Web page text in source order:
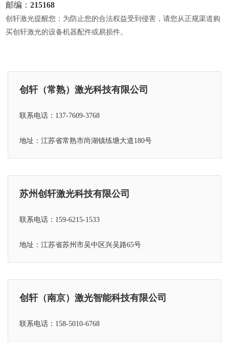
邮编：215168
创轩激光提醒您：为防止您的合法权益受到侵害，请您从正规渠道购
买创轩激光的设备机器配件或易损件。
创轩（常熟）激光科技有限公司
联系电话：137-7609-3768
地址：江苏省常熟市尚湖镇练塘大道180号
苏州创轩激光科技有限公司
联系电话：159-6215-1533
地址：江苏省苏州市吴中区兴吴路65号
创轩（南京）激光智能科技有限公司
联系电话：158-5010-6768